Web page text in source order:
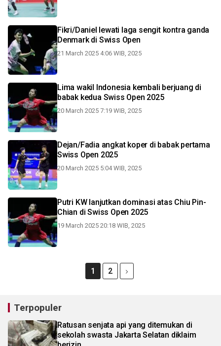
Fikri/Daniel lewati laga sengit kontra ganda
Denmark di Swiss Open
21 March 2025 4:06 WIB, 2025
Lima wakil Indonesia kembali berjuang di
babak kedua Swiss Open 2025
20 March 2025 7:19 WIB, 2025
Dejan/Fadia angkat koper di babak pertama
Swiss Open 2025
20 March 2025 5:04 WIB, 2025
Putri KW lanjutkan dominasi atas Chiu Pin-
Chian di Swiss Open 2025
19 March 2025 20:18 WIB, 2025
1 2
Terpopuler
Ratusan senjata api yang ditemukan di
sekolah swasta Jakarta Selatan diklaim